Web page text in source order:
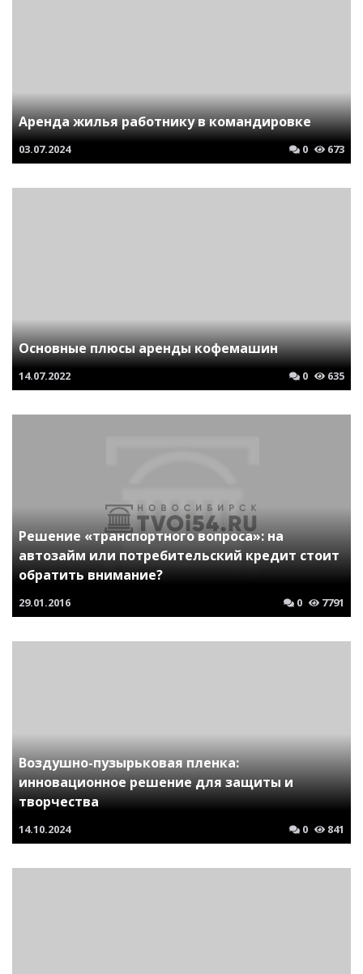
Аренда жилья работнику в командировке
03.07.2024 0 673
Основные плюсы аренды кофемашин
14.07.2022 0 635
Решение «транспортного вопроса»: на
автозайм или потребительский кредит стоит
обратить внимание?
29.01.2016 0 7791
Воздушно-пузырьковая пленка:
инновационное решение для защиты и
творчества
14.10.2024 0 841